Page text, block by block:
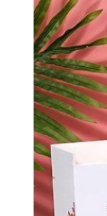
Quan
Trọng
Giúp
Tăng
Nhận
Diện
Thương
Hiệu”